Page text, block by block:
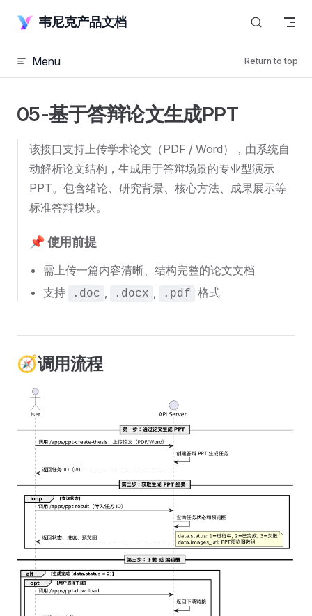
Skip to content
韦尼克产品文档
Menu Return to top
05-基于答辩论文生成PPT
该接口支持上传学术论文（PDF / Word），由系统自
动解析论文结构，生成用于答辩场景的专业型演示
PPT。包含绪论、研究背景、核心方法、成果展示等
标准答辩模块。
📌 使用前提
需上传一篇内容清晰、结构完整的论文文档
支持
.doc , .docx , .pdf 格式
🧭调用流程